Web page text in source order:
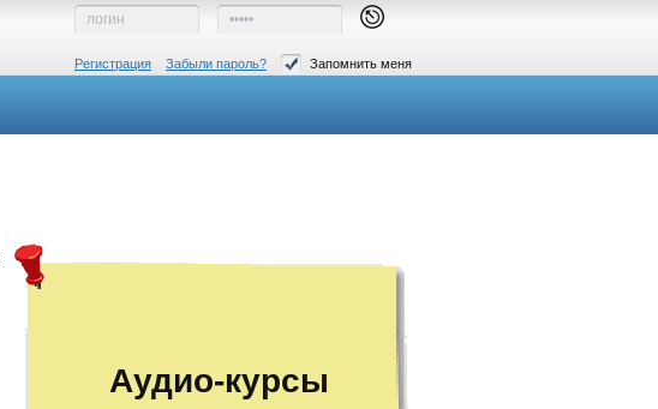
Регистрация Забыли пароль? Запомнить меня
Аудио-курсы